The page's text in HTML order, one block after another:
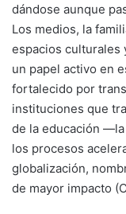
dándose aunque
Los medios, la
espacios culturales
un papel activo en
fortalecido por
instituciones que
de la educación
los procesos
globalización,
de mayor impacto